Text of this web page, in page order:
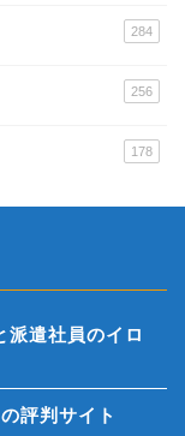
284
256
178
派遣社員のイロ
評判サイト